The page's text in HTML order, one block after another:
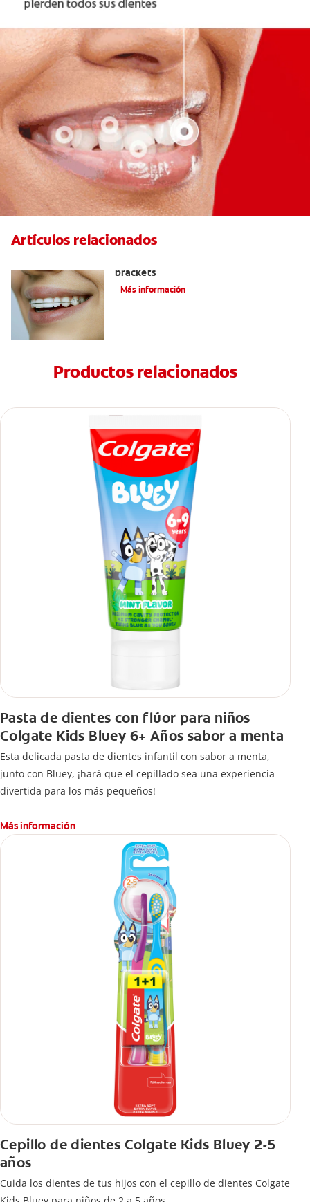
Artículos relacionados
brackets
Más información
Productos relacionados
Pasta de dientes con flúor para niños
Colgate Kids Bluey 6+ Años sabor a menta
Esta delicada pasta de dientes infantil con sabor a menta,
junto con Bluey, ¡hará que el cepillado sea una experiencia
divertida para los más pequeños!
Más información
Cepillo de dientes Colgate Kids Bluey 2-5
años
Cuida los dientes de tus hijos con el cepillo de dientes Colgate